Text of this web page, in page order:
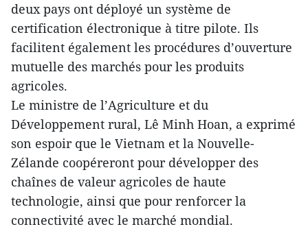
deux pays ont déployé un système de
certification électronique à titre pilote. Ils
facilitent également les procédures d’ouverture
mutuelle des marchés pour les produits
agricoles.
Le ministre de l’Agriculture et du
Développement rural, Lê Minh Hoan, a exprimé
son espoir que le Vietnam et la Nouvelle-
Zélande coopéreront pour développer des
chaînes de valeur agricoles de haute
technologie, ainsi que pour renforcer la
connectivité avec le marché mondial.